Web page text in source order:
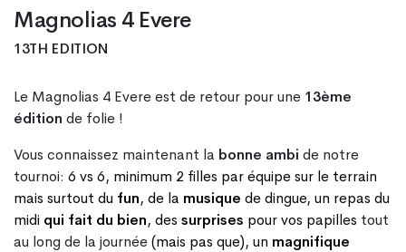
Magnolias 4 Evere
13TH EDITION
Le Magnolias 4 Evere est de retour pour une 13ème
édition de folie !
Vous connaissez maintenant la bonne ambi de notre
tournoi: 6 vs 6, minimum 2 filles par équipe sur le terrain
mais surtout du fun, de la musique de dingue, un repas du
midi qui fait du bien, des surprises pour vos papilles tout
au long de la journée(mais pas que), un magnifique